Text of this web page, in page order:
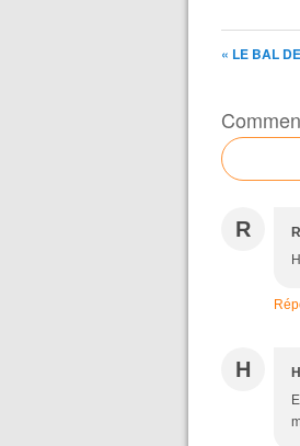
« LE BAL
R
H